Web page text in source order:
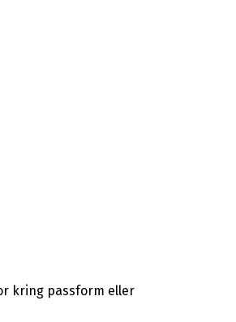
kring passform eller